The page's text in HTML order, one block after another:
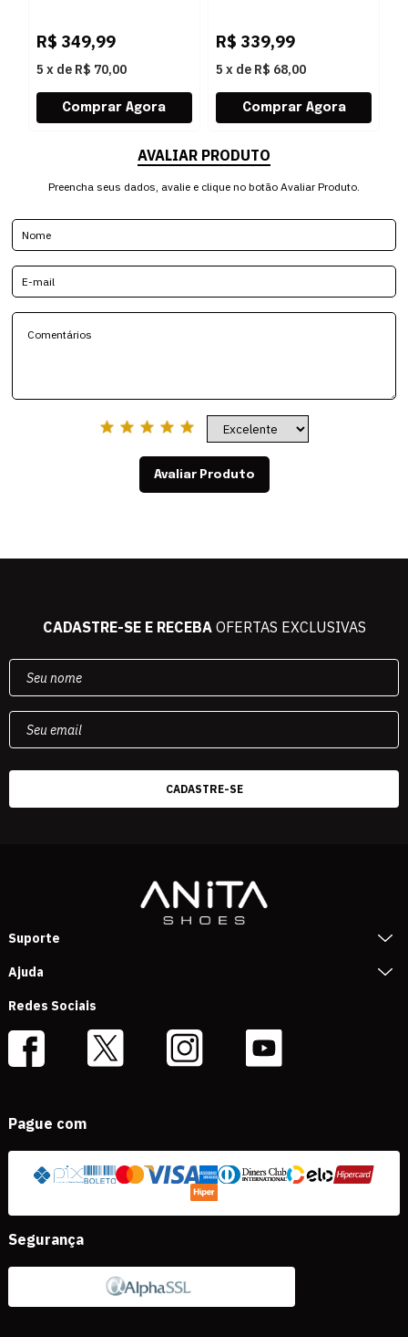
R$ 349,99
5 x de R$ 70,00
R$ 339,99
5 x de R$ 68,00
AVALIAR PRODUTO
Preencha seus dados, avalie e clique no botão Avaliar Produto.
Avaliar Produto
CADASTRE-SE E RECEBAOFERTAS EXCLUSIVAS
Suporte
Ajuda
Redes Sociais
Pague com
Segurança